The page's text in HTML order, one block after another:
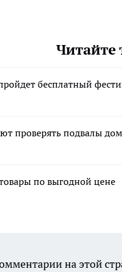
Читайте
бесплатный
проверять подвалы
по выгодной цене
на этой